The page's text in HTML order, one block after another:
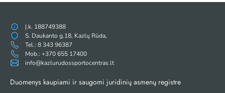
Į.k. 188749388
S. Daukanto g.18, Kazlų Rūda,
Tel.: 8 343 96387
Mob.: +370 655 17400
info@kazlurudossportocentras.lt
Duomenys kaupiami ir saugomi juridinių asmenų registre